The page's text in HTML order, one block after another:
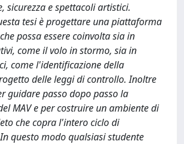
sicurezza e spettacoli artistici.
tesi è progettare una piattaforma
possa essere coinvolta sia in
come il volo in stormo, sia in
come l'identificazione della
delle leggi di controllo. Inoltre
guidare passo dopo passo la
MAV e per costruire un ambiente di
che copra l'intero ciclo di
questo modo qualsiasi studente